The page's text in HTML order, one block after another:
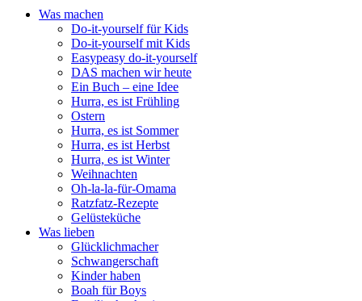
Was machen
Do-it-yourself für Kids
Do-it-yourself mit Kids
Easypeasy do-it-yourself
DAS machen wir heute
Ein Buch – eine Idee
Hurra, es ist Frühling
Ostern
Hurra, es ist Sommer
Hurra, es ist Herbst
Hurra, es ist Winter
Weihnachten
Oh-la-la-für-Omama
Ratzfatz-Rezepte
Gelüsteküche
Was lieben
Glücklichmacher
Schwangerschaft
Kinder haben
Boah für Boys